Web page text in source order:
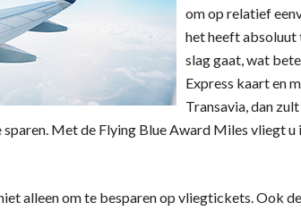
om op relatief
het heeft absoluut
slag gaat, wat
Express kaart en
Transavia, dan
Met de Flying Blue Award Miles vliegt
alleen om te besparen op vliegtickets. Ook